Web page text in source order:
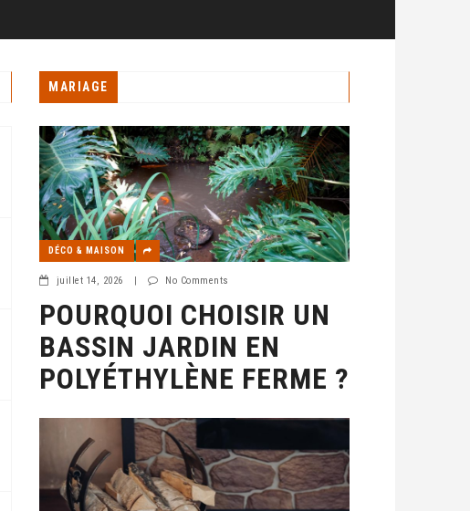
MARIAGE
DÉCO & MAISON
juillet 14, 2026 | No Comments
POURQUOI CHOISIR UN
BASSIN JARDIN EN
POLYÉTHYLÈNE FERME ?